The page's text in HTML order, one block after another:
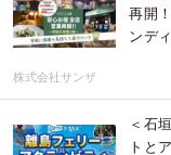
再開
ンデ
株式会社サンザ
＜石
トと